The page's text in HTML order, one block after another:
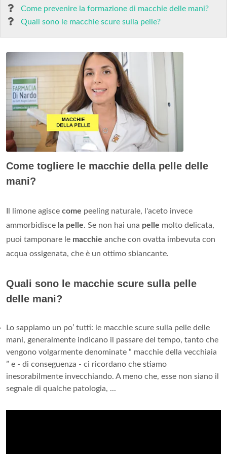
Come prevenire la formazione di macchie delle mani?
Quali sono le macchie scure sulla pelle?
Come togliere le macchie della pelle delle
mani?
Il limone agisce come peeling naturale, l'aceto invece
ammorbidisce la pelle. Se non hai una pelle molto delicata,
puoi tamponare le macchie anche con ovatta imbevuta con
acqua ossigenata, che è un ottimo sbiancante.
Quali sono le macchie scure sulla pelle
delle mani?
Lo sappiamo un po’ tutti: le macchie scure sulla pelle delle
mani, generalmente indicano il passare del tempo, tanto che
vengono volgarmente denominate “ macchie della vecchiaia
” e - di conseguenza - ci ricordano che stiamo
inesorabilmente invecchiando. A meno che, esse non siano il
segnale di qualche patologia, ...